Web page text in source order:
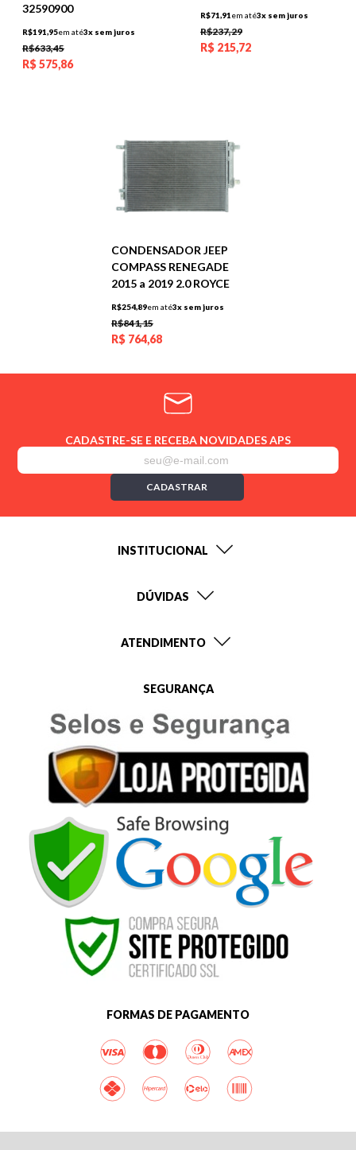
32590900
R$191,95em até3x sem juros
R$633,45
R$575,86
R$71,91 em até3x sem juros
R$237,29
R$ 215,72
CONDENSADOR JEEP
COMPASS RENEGADE
2015 a 2019 2.0 ROYCE
R$254,89em até3x sem juros
R$841,15
R$ 764,68
CADASTRE-SE E RECEBA NOVIDADES APS
CADASTRAR
INSTITUCIONAL
DÚVIDAS
ATENDIMENTO
SEGURANÇA
FORMAS DE PAGAMENTO